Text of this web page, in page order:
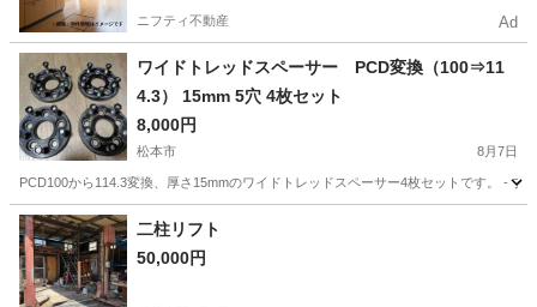
ニフティ不動産 Ad
ワイドトレッドスペーサー PCD変換（100⇒11
4.3） 15mm 5穴 4枚セット
8,000円
松本市 8月7日
PCD100から114.3変換、厚さ15mmのワイドトレッドスペーサー4枚セットです。 - ブ
長野 松本市 車のパーツ
二柱リフト
50,000円